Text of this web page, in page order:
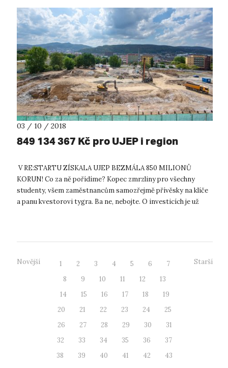
03 / 10 / 2018
849 134 367 Kč pro UJEP i region
V RE:STARTU ZÍSKALA UJEP BEZMÁLA 850 MILIONŮ
KORUN! Co za ně pořídíme? Kopec zmrzliny pro všechny
studenty, všem zaměstnancům samozřejmě přívěsky na klíče
a panu kvestorovi tygra. Ba ne, nebojte. O investicích je už
Novější 1 2 3 4 5 6
7
8
9 10 11 12
13
14
15 16 17 18
19
20
21 22 23 24
25
26
27 28 29 30
31
32
33 34 35 36
37
38
39 40 41 42
43
Starší